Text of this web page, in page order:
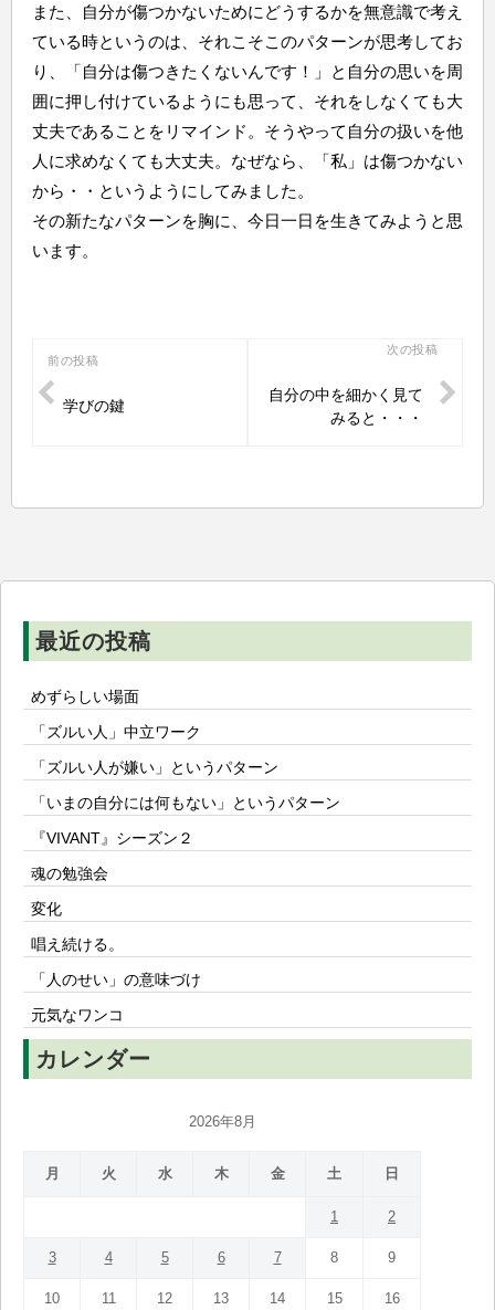
また、自分が傷つかないためにどうするかを無意識で考え
ている時というのは、それこそこのパターンが思考してお
り、「自分は傷つきたくないんです！」と自分の思いを周
囲に押し付けているようにも思って、それをしなくても大
丈夫であることをリマインド。そうやって自分の扱いを他
人に求めなくても大丈夫。なぜなら、「私」は傷つかない
から・・というようにしてみました。
その新たなパターンを胸に、今日一日を生きてみようと思
います。
投
稿
ー
前の投稿
学びの鍵
次の投稿
自分の中を細かく見て
みると・・・
最近の投稿
めずらしい場面
「ズルい人」中立ワーク
「ズルい人が嫌い」というパターン
「いまの自分には何もない」というパターン
『VIVANT』シーズン２
魂の勉強会
変化
唱え続ける。
「人のせい」の意味づけ
元気なワンコ
カレンダー
2026年8月
月 火 水 木 金 土 日
1 2
3 4 5 6 7 8 9
10 11 12 13 14 15 16